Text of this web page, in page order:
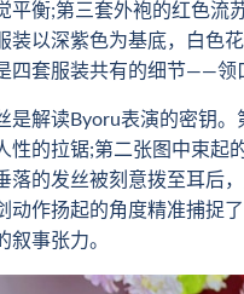
平衡;第三套外袍的红色流
装以深紫色为基底，白色
四套服装共有的细节——领
解读Byoru表演的密钥。
性的拉锯;第二张图中束起
落的发丝被刻意拨至耳后
动作扬起的角度精准捕捉
叙事张力。